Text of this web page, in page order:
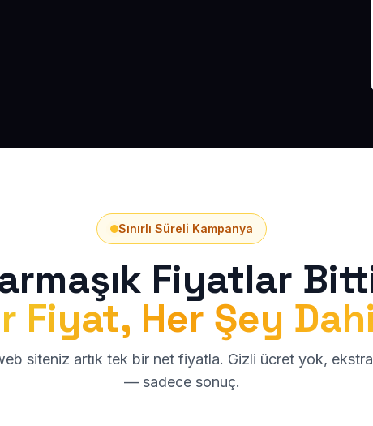
Sınırlı Süreli Kampanya
Fiyatlar
Fiyat, Her Şey
siteniz artık tek bir net fiyatla. Gizli ücret yok,
— sadece sonuç.